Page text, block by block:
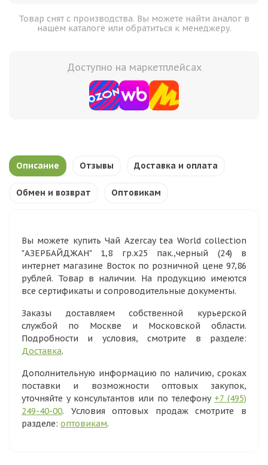
Товар снят с производства. Вы можете найти аналог в
нашем каталоге или обратиться к менеджеру.
Доступно на маркетплейсах
Описание Отзывы Доставка и оплата
Обмен и возврат Оптовикам
Вы можете купить Чай Azercay tea World collection
"АЗЕРБАЙДЖАН" 1,8 гр.х25 пак.,черный (24) в
интернет магазине Восток по розничной цене 97,86
рублей. Товар в наличии. На продукцию имеются
все сертификаты и сопроводительные документы.
Заказы доставляем собственной курьерской
службой по Москве и Московской области.
Подробности и условия, смотрите в разделе:
Доставка.
Дополнительную информацию по наличию, сроках
поставки и возможности оптовых закупок,
уточняйте у консультантов или по телефону +7 (495)
249-40-00. Условия оптовых продаж смотрите в
разделе: оптовикам.